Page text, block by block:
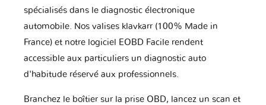
spécialisés dans le diagnostic électronique
automobile. Nos valises klavkarr (100% Made in
France) et notre logiciel EOBD Facile rendent
accessible aux particuliers un diagnostic auto
d'habitude réservé aux professionnels.
Branchez le boîtier sur la prise OBD, lancez un scan et